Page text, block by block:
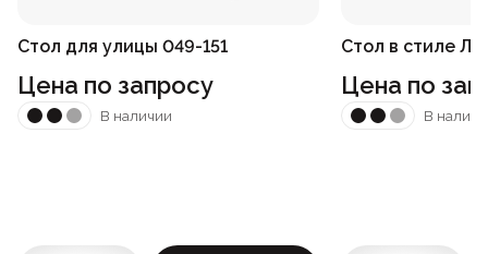
Стол для улицы 049-151
Цена по запросу
В наличии
Стол в стиле
Цена по
В